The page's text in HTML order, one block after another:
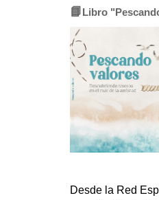
📘 Libro
Desde la Red